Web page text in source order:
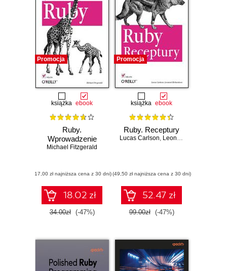
Promocja
książka ebook
Ruby.
Wprowadzenie
Michael Fitzgerald
(17,00 zł najniższa cena z 30 dni)
18.02 zł
34.00zł (-47%)
Promocja
książka ebook
Ruby. Receptury
Lucas Carlson, Leonard Richardson
(49,50 zł najniższa cena z 30 dni)
52.47 zł
99.00zł (-47%)